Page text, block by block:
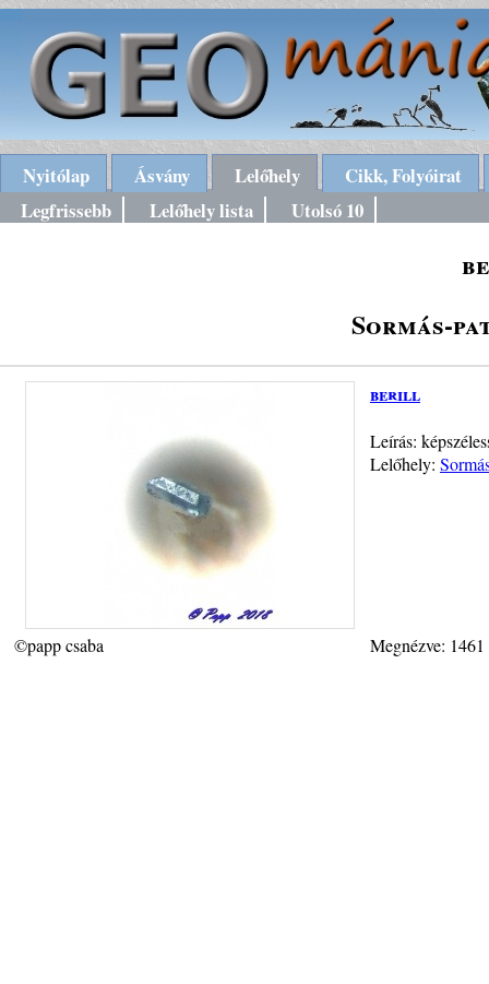
Nyitólap Ásvány Lelőhely
Cikk, Folyóirat
Legfrissebb
Lelőhely lista Utolsó 10
Sormás-
berill
Leírás:
Lelőhely:
©papp csaba Megnézve: